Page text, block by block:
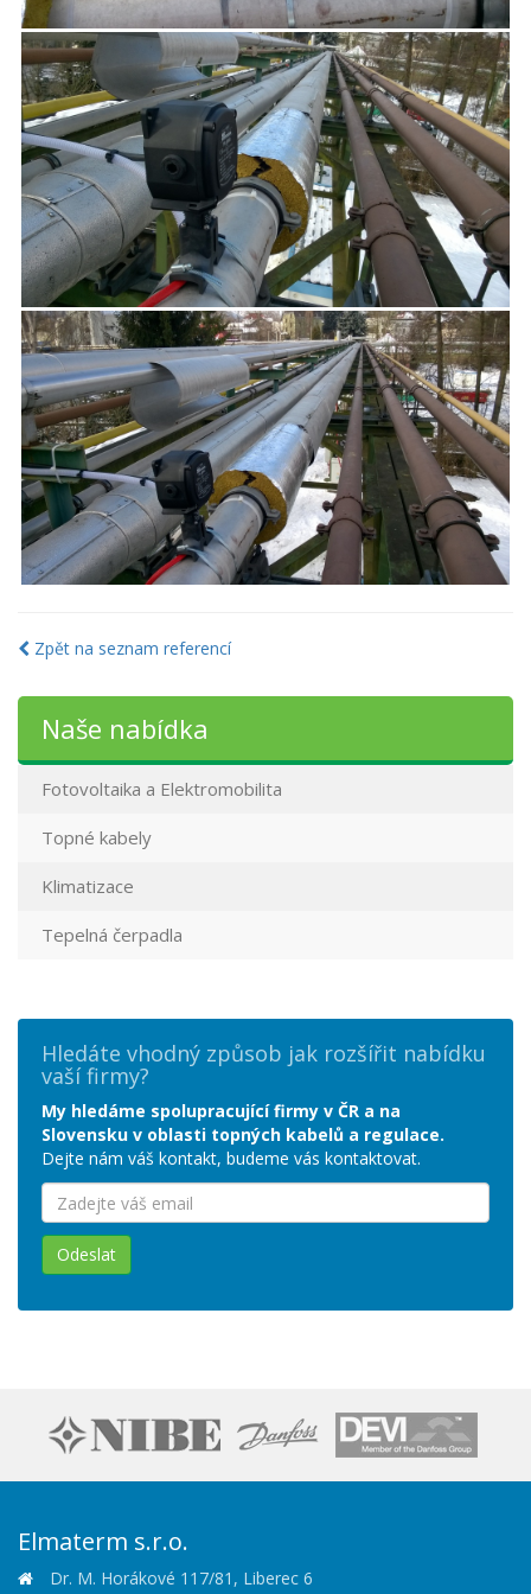
Zpět na seznam referencí
Naše nabídka
Fotovoltaika a Elektromobilita
Topné kabely
Klimatizace
Tepelná čerpadla
Hledáte vhodný způsob jak rozšířit nabídku
vaší firmy?
My hledáme spolupracující firmy v ČR a na
Slovensku v oblasti topných kabelů a regulace.
Dejte nám váš kontakt, budeme vás kontaktovat.
Odeslat
Elmaterm s.r.o.
Dr. M. Horákové 117/81, Liberec 6